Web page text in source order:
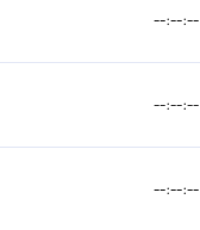
--:--:--
--:--:--
--:--:--